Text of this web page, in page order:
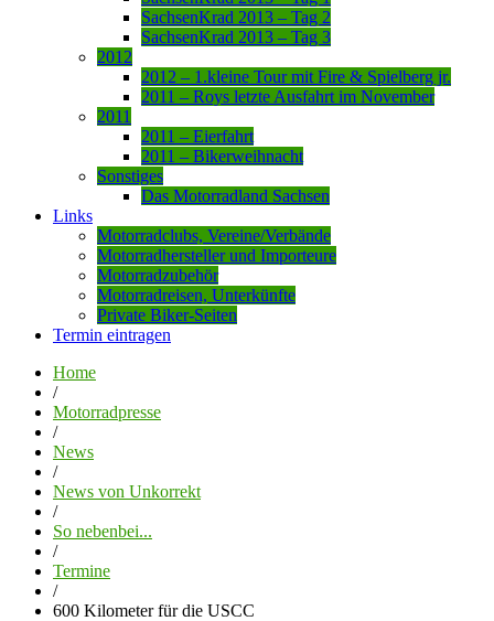
SachsenKrad 2013 – Tag 2
SachsenKrad 2013 – Tag 3
2012
2012 – 1.kleine Tour mit Fire & Spielberg jr.
2011 – Roys letzte Ausfahrt im November
2011
2011 – Eierfahrt
2011 – Bikerweihnacht
Sonstiges
Das Motorradland Sachsen
Links
Motorradclubs, Vereine/Verbände
Motorradhersteller und Importeure
Motorradzubehör
Motorradreisen, Unterkünfte
Private Biker-Seiten
Termin eintragen
Home
/
Motorradpresse
/
News
/
News von Unkorrekt
/
So nebenbei...
/
Termine
/
600 Kilometer für die USCC